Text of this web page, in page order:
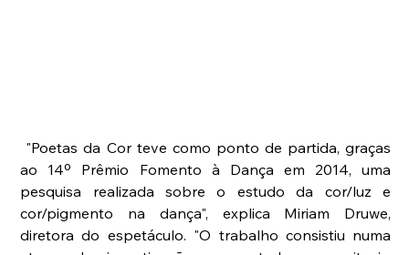
ao 14º Prêmio Fomento à Dança em 2014, uma
pesquisa realizada sobre o estudo da cor/luz e
cor/pigmento na dança", explica Miriam Druwe,
diretora do espetáculo. "O trabalho consistiu numa